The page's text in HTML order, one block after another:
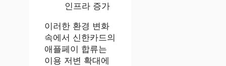
인프라 증가
이러한 환경 변화
속에서 신한카드의
애플페이 합류는
이용 저변 확대에